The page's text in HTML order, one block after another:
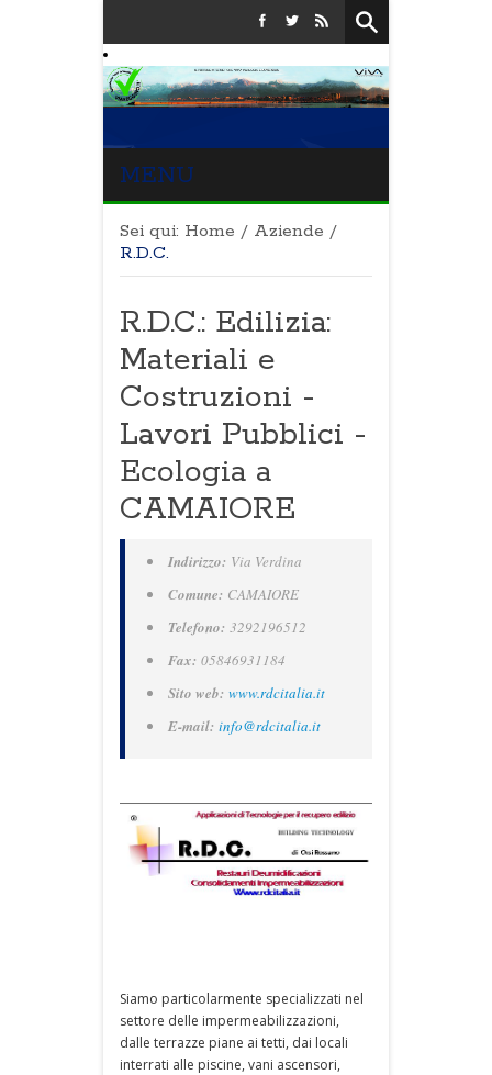
MENU
Sei qui: Home / Aziende /
R.D.C.
R.D.C.: Edilizia:
Materiali e
Costruzioni -
Lavori Pubblici -
Ecologia a
CAMAIORE
Indirizzo: Via Verdina
Comune: CAMAIORE
Telefono: 3292196512
Fax: 05846931184
Sito web: www.rdcitalia.it
E-mail: info@rdcitalia.it
Siamo particolarmente specializzati nel
settore delle impermeabilizzazioni,
dalle terrazze piane ai tetti, dai locali
interrati alle piscine, vani ascensori,